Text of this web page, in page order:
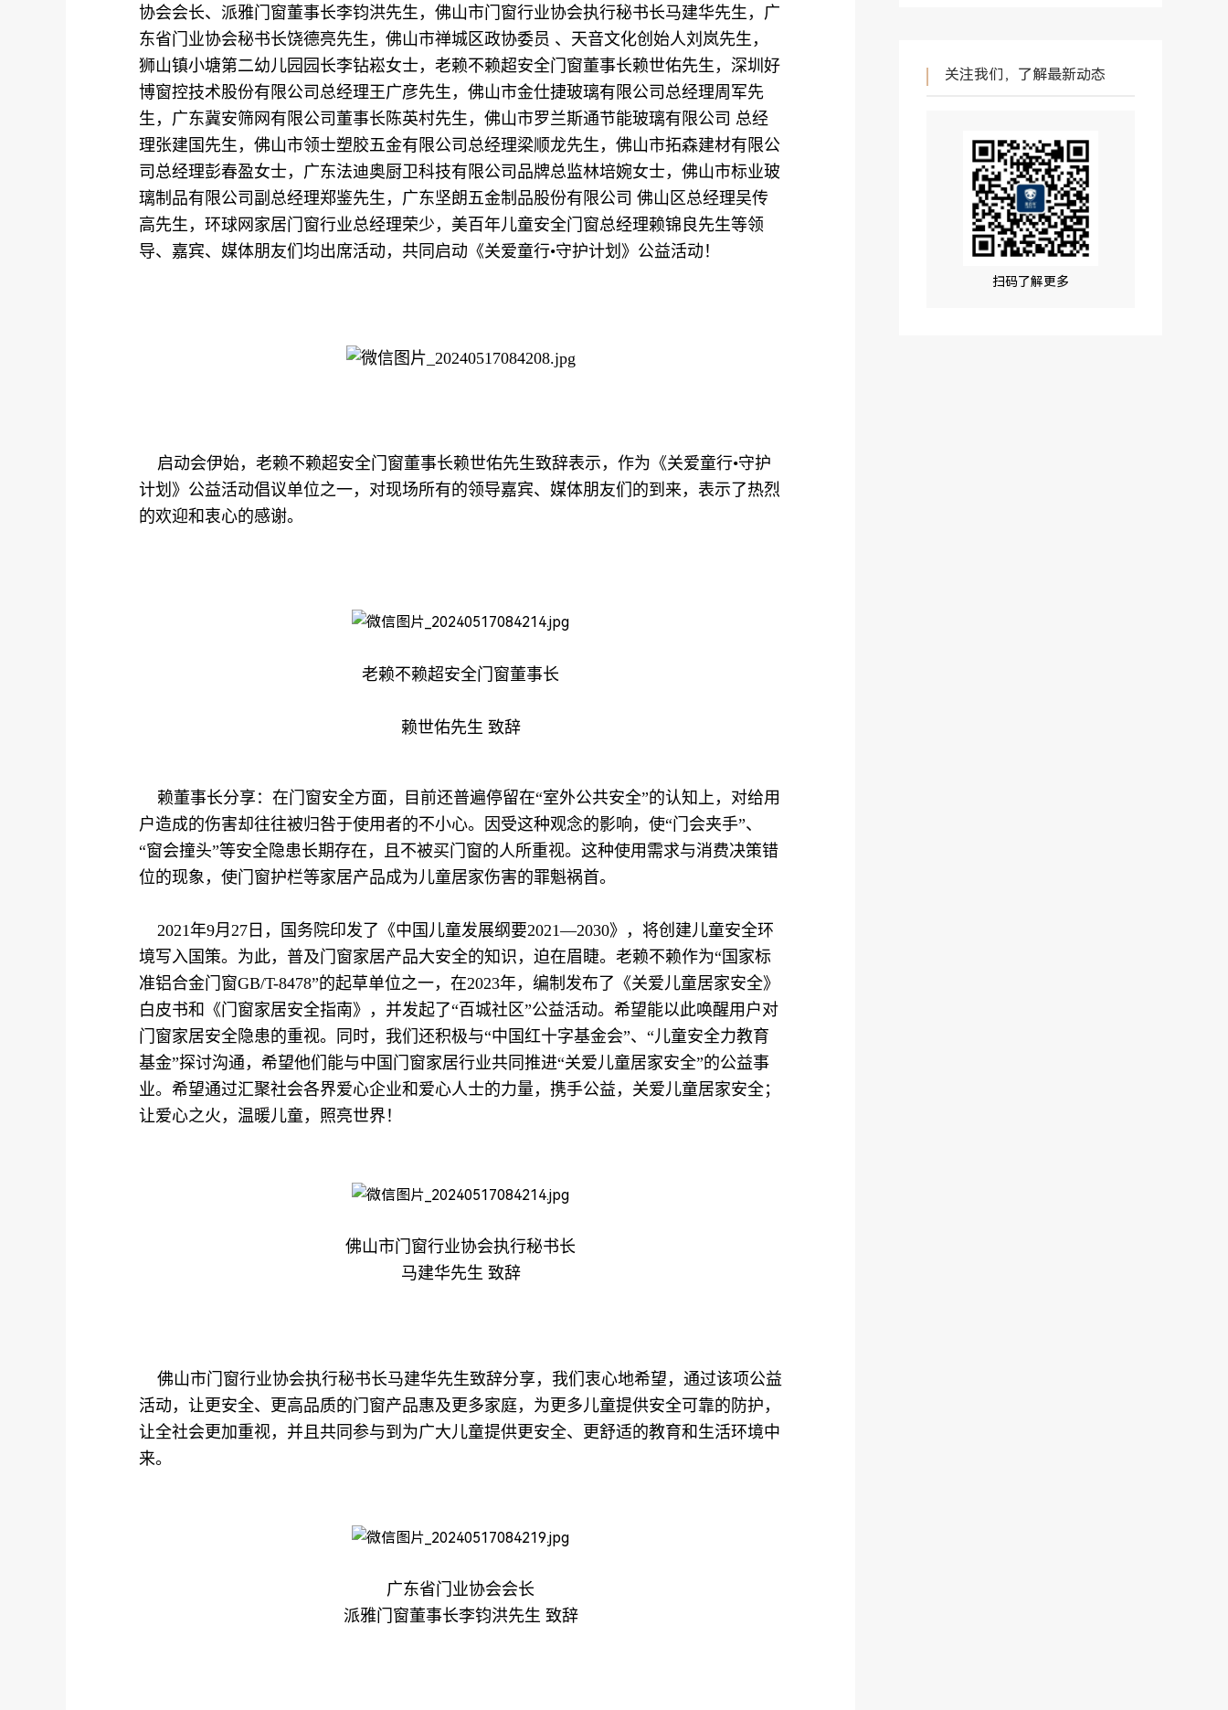
协会会长、派雅门窗董事长李钧洪先生，佛山市门窗行业协会执行秘书长马建华先生，广
东省门业协会秘书长饶德亮先生，佛山市禅城区政协委员 、天音文化创始人刘岚先生，
狮山镇小塘第二幼儿园园长李钻崧女士，老赖不赖超安全门窗董事长赖世佑先生，深圳好
博窗控技术股份有限公司总经理王广彦先生，佛山市金仕捷玻璃有限公司总经理周军先
生，广东冀安筛网有限公司董事长陈英村先生，佛山市罗兰斯通节能玻璃有限公司 总经
理张建国先生，佛山市领士塑胶五金有限公司总经理梁顺龙先生，佛山市拓森建材有限公
司总经理彭春盈女士，广东法迪奥厨卫科技有限公司品牌总监林培婉女士，佛山市标业玻
璃制品有限公司副总经理郑鉴先生，广东坚朗五金制品股份有限公司 佛山区总经理吴传
高先生，环球网家居门窗行业总经理荣少，美百年儿童安全门窗总经理赖锦良先生等领
导、嘉宾、媒体朋友们均出席活动，共同启动《关爱童行•守护计划》公益活动！
启动会伊始，老赖不赖超安全门窗董事长赖世佑先生致辞表示，作为《关爱童行•守护
计划》公益活动倡议单位之一，对现场所有的领导嘉宾、媒体朋友们的到来，表示了热烈
的欢迎和衷心的感谢。
老赖不赖超安全门窗董事长
赖世佑先生 致辞
赖董事长分享：在门窗安全方面，目前还普遍停留在“室外公共安全”的认知上，对给用
户造成的伤害却往往被归咎于使用者的不小心。因受这种观念的影响，使“门会夹手”、
“窗会撞头”等安全隐患长期存在，且不被买门窗的人所重视。这种使用需求与消费决策错
位的现象，使门窗护栏等家居产品成为儿童居家伤害的罪魁祸首。
2021年9月27日，国务院印发了《中国儿童发展纲要2021—2030》，将创建儿童安全环
境写入国策。为此，普及门窗家居产品大安全的知识，迫在眉睫。老赖不赖作为“国家标
准铝合金门窗GB/T-8478”的起草单位之一，在2023年，编制发布了《关爱儿童居家安全》
白皮书和《门窗家居安全指南》，并发起了“百城社区”公益活动。希望能以此唤醒用户对
门窗家居安全隐患的重视。同时，我们还积极与“中国红十字基金会”、“儿童安全力教育
基金”探讨沟通，希望他们能与中国门窗家居行业共同推进“关爱儿童居家安全”的公益事
业。希望通过汇聚社会各界爱心企业和爱心人士的力量，携手公益，关爱儿童居家安全；
让爱心之火，温暖儿童，照亮世界！
佛山市门窗行业协会执行秘书长
马建华先生 致辞
佛山市门窗行业协会执行秘书长马建华先生致辞分享，我们衷心地希望，通过该项公益
活动，让更安全、更高品质的门窗产品惠及更多家庭，为更多儿童提供安全可靠的防护，
让全社会更加重视，并且共同参与到为广大儿童提供更安全、更舒适的教育和生活环境中
来。
广东省门业协会会长
派雅门窗董事长李钧洪先生 致辞
关注我们，了解最新动态
扫码了解更多